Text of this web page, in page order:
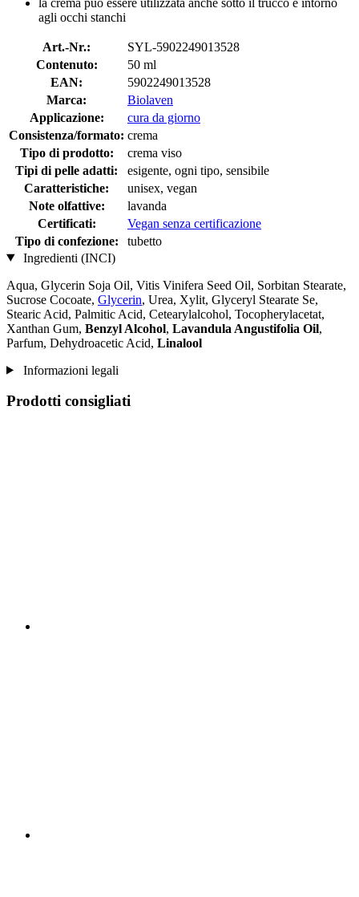
agli occhi stanchi
Art.-Nr.:
SYL-5902249013528
Contenuto:
50 ml
EAN:
5902249013528
Marca:
Biolaven
Applicazione:
cura da giorno
Consistenza/formato: crema
Tipo di prodotto:
crema viso
Tipi di pelle adatti:
esigente, ogni tipo, sensibile
Caratteristiche:
unisex, vegan
Note olfattive:
lavanda
Certificati:
Vegan senza certificazione
Tipo di confezione:
tubetto
Ingredienti (INCI)
Aqua, Glycerin Soja Oil, Vitis Vinifera Seed Oil, Sorbitan Stearate,
Sucrose Cocoate, Glycerin, Urea, Xylit, Glyceryl Stearate Se,
Stearic Acid, Palmitic Acid, Cetearylalcohol, Tocopherylacetat,
Xanthan Gum, Benzyl Alcohol, Lavandula Angustifolia Oil,
Parfum, Dehydroacetic Acid, Linalool
Informazioni legali
Prodotti consigliati